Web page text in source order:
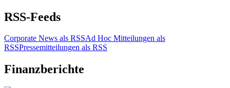
RSS-Feeds
Corporate News als RSSAd Hoc Mitteilungen als
RSSPressemitteilungen als RSS
Finanzberichte